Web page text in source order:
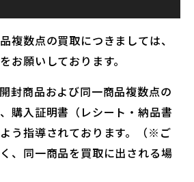
複数点の買取につきましては、
お願いしております。
封商品および同一商品複数点の
購入証明書（レシート・納品書
う指導されております。（※ご
、同一商品を買取に出される場